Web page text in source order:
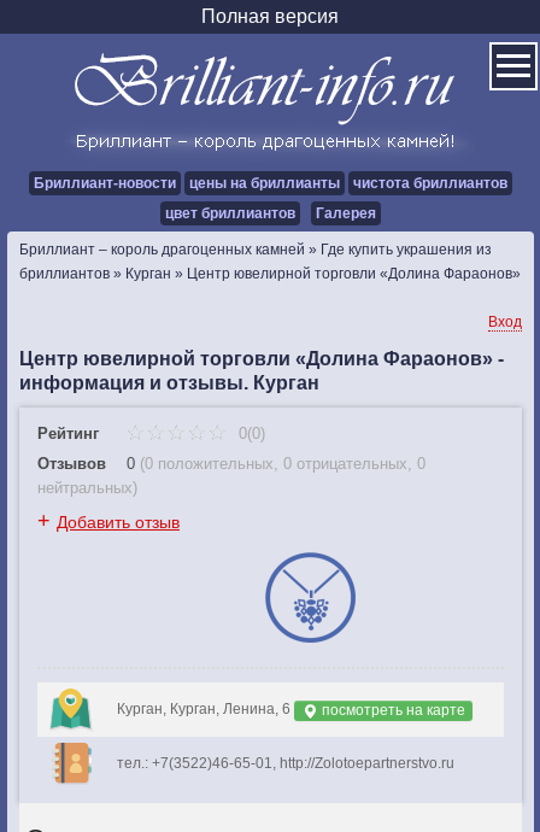
Полная версия
Бриллиант-новости цены на бриллианты
чистота бриллиантов
цвет бриллиантов
Галерея
Бриллиант – король драгоценных камней » Где купить украшения из
бриллиантов » Курган » Центр ювелирной торговли «Долина Фараонов»
Вход
Центр ювелирной торговли «Долина Фараонов» -
информация и отзывы. Курган
Рейтинг
0(0)
Отзывов
0 (0 положительных, 0 отрицательных, 0
нейтральных)
+ Добавить отзыв
Курган, Курган, Ленина, 6 посмотреть на карте
тел.: +7(3522)46-65-01, http://Zolotoepartnerstvo.ru